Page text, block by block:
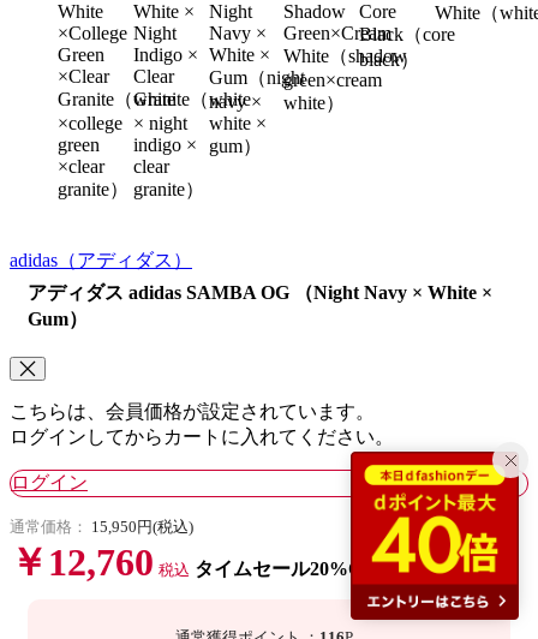
White
×College
Green
×Clear
Granite（white
×college
green
×clear
granite）
White ×
Night
Indigo ×
Clear
Granite（white
× night
indigo ×
clear
granite）
Night
Navy ×
White ×
Gum（night
navy ×
white ×
gum）
Shadow
Green×Cream
White（shadow
green×cream
white）
Core
Black（core
black）
White（
adidas （アディダス）
アディダス adidas SAMBA OG （Night Navy × White ×
Gum）
こちらは、会員価格が設定されています。
ログインしてからカートに入れてください。
ログイン
通常価格： 15,950円(税込)
￥12,760 税込 タイムセール20%OFF